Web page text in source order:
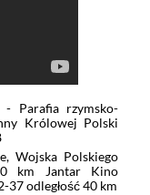
Parafia rzymsko-
Królowej Polski
Wojska Polskiego
km Jantar Kino
37 odległość 40 km